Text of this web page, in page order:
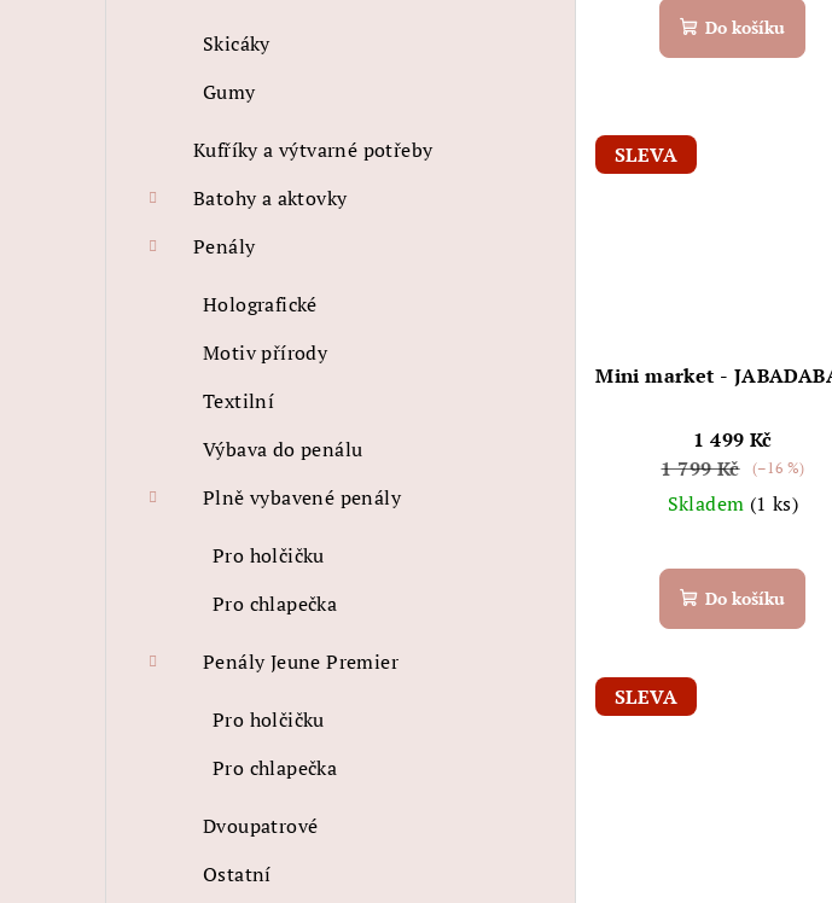
Skicáky
Gumy
Kufříky a výtvarné potřeby
Batohy a aktovky
Penály
Holografické
Motiv přírody
Textilní
Výbava do penálu
Plně vybavené penály
Pro holčičku
Pro chlapečka
Penály Jeune Premier
Pro holčičku
Pro chlapečka
Dvoupatrové
Ostatní
Do košíku
SLEVA
Mini market -
1 499 Kč
1 799 Kč
(–16 %)
Skladem (1 ks)
Do košíku
SLEVA